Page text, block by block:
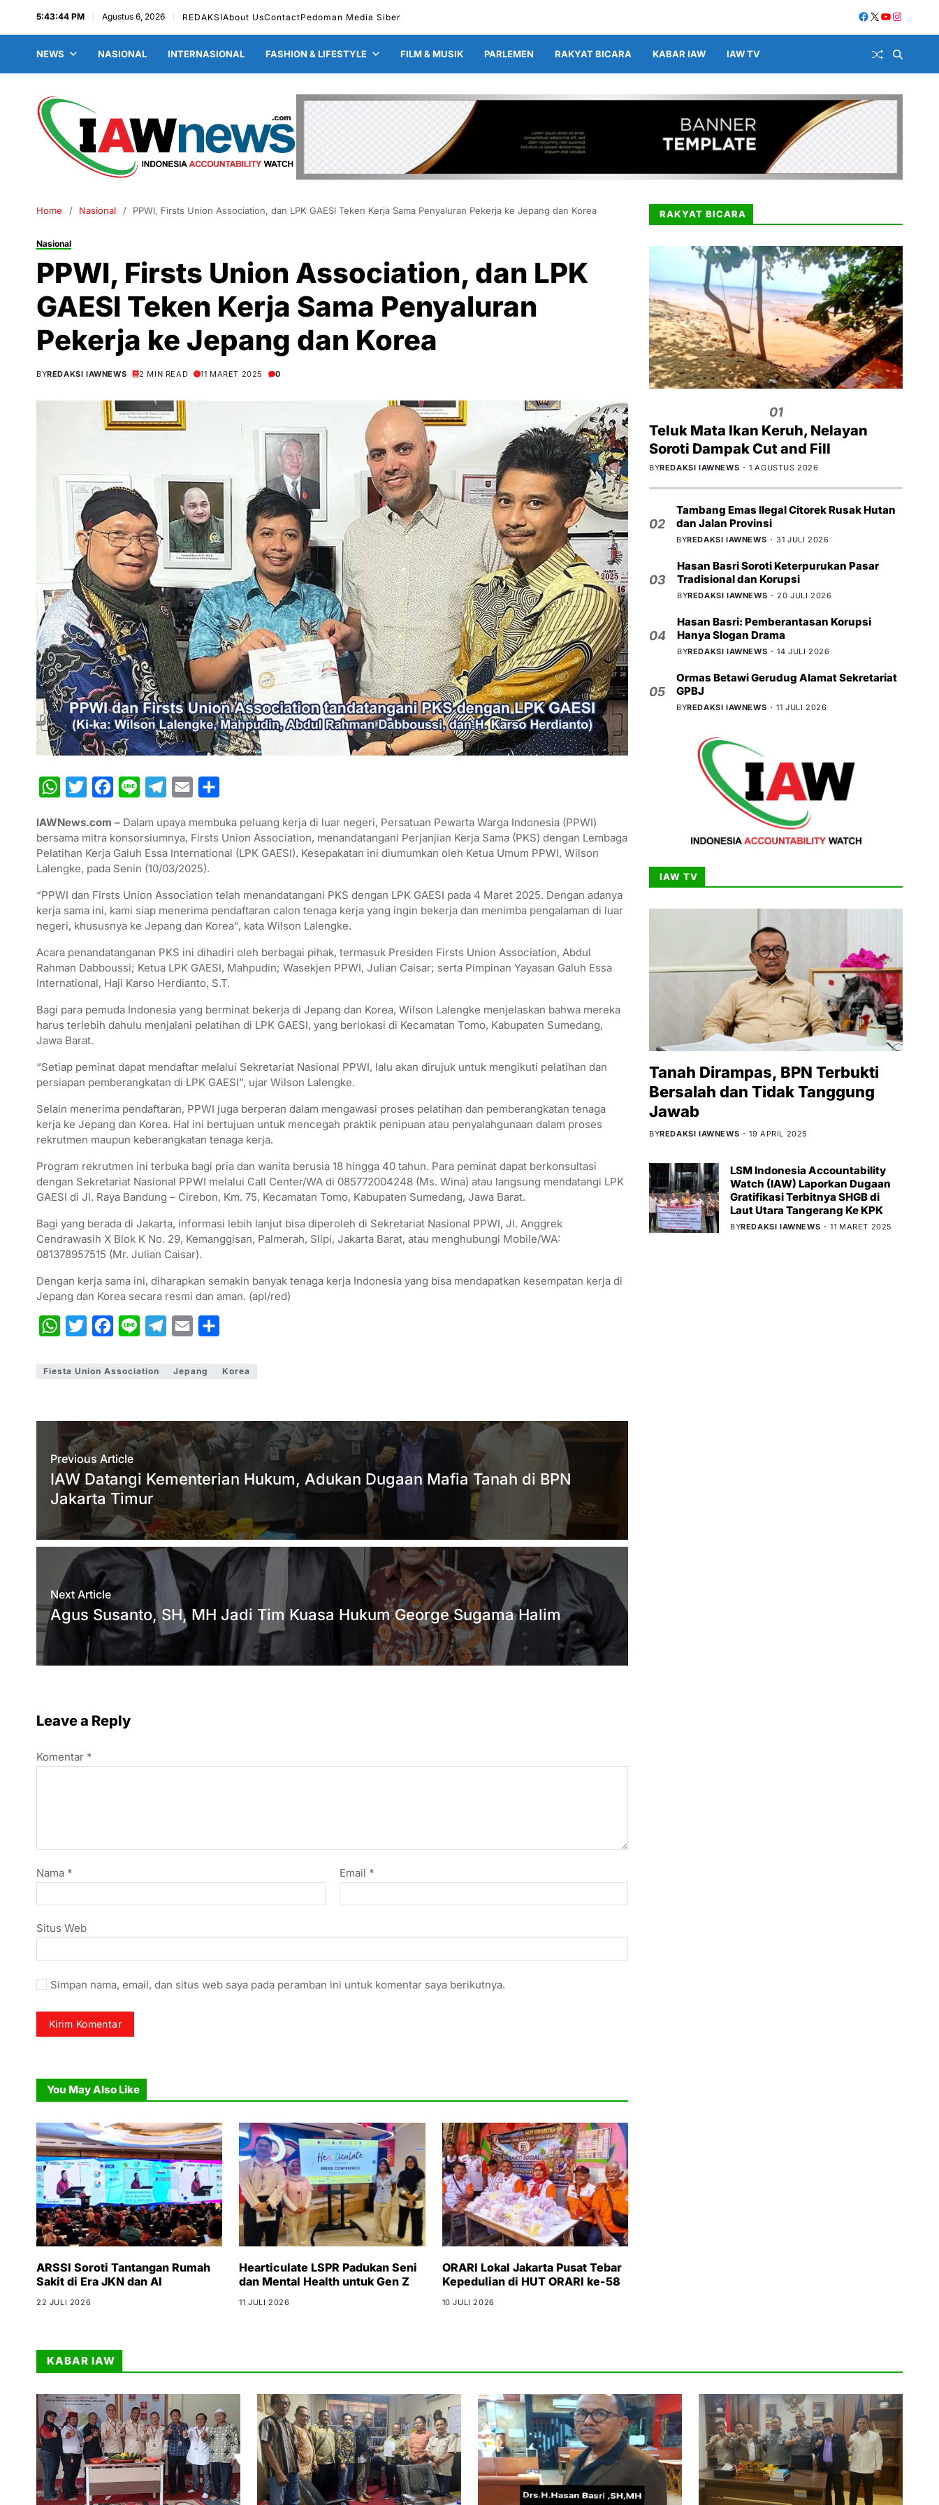
5:43:45 PM Agustus 6, 2026 REDAKSIAbout UsContactPedoman Media Siber
NEWS NASIONAL INTERNASIONAL FASHION & LIFESTYLE FILM & MUSIK PARLEMEN RAKYAT BICARA KABAR IAW IAW TV
Home Nasional PPWI, Firsts Union Association, dan LPK GAESI Teken Kerja Sama Penyaluran Pekerja ke Jepang dan Korea
Nasional
PPWI, Firsts Union Association, dan LPK
GAESI Teken Kerja Sama Penyaluran
Pekerja ke Jepang dan Korea
BYREDAKSI IAWNEWS 2 MIN READ 11 MARET 2025 0
W
a
t
s
A
p
p
i
t
t
e
r
c
e
b
o
o
k
n
e
l
e
g
r
a
m
a
i
l
a
r
IAWNews.com – Dalam upaya membuka peluang kerja di luar negeri, Persatuan Pewarta Warga Indonesia (PPWI)
bersama mitra konsorsiumnya, Firsts Union Association, menandatangani Perjanjian Kerja Sama (PKS) dengan Lembaga
Pelatihan Kerja Galuh Essa International (LPK GAESI). Kesepakatan ini diumumkan oleh Ketua Umum PPWI, Wilson
Lalengke, pada Senin (10/03/2025).
“PPWI dan Firsts Union Association telah menandatangani PKS dengan LPK GAESI pada 4 Maret 2025. Dengan adanya
kerja sama ini, kami siap menerima pendaftaran calon tenaga kerja yang ingin bekerja dan menimba pengalaman di luar
negeri, khususnya ke Jepang dan Korea”, kata Wilson Lalengke.
Acara penandatanganan PKS ini dihadiri oleh berbagai pihak, termasuk Presiden Firsts Union Association, Abdul
Rahman Dabboussi; Ketua LPK GAESI, Mahpudin; Wasekjen PPWI, Julian Caisar; serta Pimpinan Yayasan Galuh Essa
International, Haji Karso Herdianto, S.T.
Bagi para pemuda Indonesia yang berminat bekerja di Jepang dan Korea, Wilson Lalengke menjelaskan bahwa mereka
harus terlebih dahulu menjalani pelatihan di LPK GAESI, yang berlokasi di Kecamatan Tomo, Kabupaten Sumedang,
Jawa Barat.
“Setiap peminat dapat mendaftar melalui Sekretariat Nasional PPWI, lalu akan dirujuk untuk mengikuti pelatihan dan
persiapan pemberangkatan di LPK GAESI”, ujar Wilson Lalengke.
Selain menerima pendaftaran, PPWI juga berperan dalam mengawasi proses pelatihan dan pemberangkatan tenaga
kerja ke Jepang dan Korea. Hal ini bertujuan untuk mencegah praktik penipuan atau penyalahgunaan dalam proses
rekrutmen maupun keberangkatan tenaga kerja.
Program rekrutmen ini terbuka bagi pria dan wanita berusia 18 hingga 40 tahun. Para peminat dapat berkonsultasi
dengan Sekretariat Nasional PPWI melalui Call Center/WA di 085772004248 (Ms. Wina) atau langsung mendatangi LPK
GAESI di Jl. Raya Bandung – Cirebon, Km. 75, Kecamatan Tomo, Kabupaten Sumedang, Jawa Barat.
Bagi yang berada di Jakarta, informasi lebih lanjut bisa diperoleh di Sekretariat Nasional PPWI, Jl. Anggrek
Cendrawasih X Blok K No. 29, Kemanggisan, Palmerah, Slipi, Jakarta Barat, atau menghubungi Mobile/WA:
081378957515 (Mr. Julian Caisar).
Dengan kerja sama ini, diharapkan semakin banyak tenaga kerja Indonesia yang bisa mendapatkan kesempatan kerja di
Jepang dan Korea secara resmi dan aman. (apl/red)
W
a
p
i
e
r
c
o
o
k
n
r
m
a
a
Fiesta Union Association Jepang Korea
Previous Article
IAW Datangi Kementerian Hukum, Adukan Dugaan Mafia Tanah di BPN
Jakarta Timur
Next Article
Agus Susanto, SH, MH Jadi Tim Kuasa Hukum George Sugama Halim
Leave a Reply
Komentar *
Nama * Email *
Situs Web
Simpan nama, email, dan situs web saya pada peramban ini untuk komentar saya berikutnya.
You May Also Like
ARSSI Soroti Tantangan Rumah
Sakit di Era JKN dan AI
22 JULI 2026
Hearticulate LSPR Padukan Seni
dan Mental Health untuk Gen Z
11 JULI 2026
ORARI Lokal Jakarta Pusat Tebar
Kepedulian di HUT ORARI ke-58
10 JULI 2026
RAKYAT BICARA
01
Teluk Mata Ikan Keruh, Nelayan
Soroti Dampak Cut and Fill
BYREDAKSI IAWNEWS 1 AGUSTUS 2026
02
Tambang Emas Ilegal Citorek Rusak Hutan
dan Jalan Provinsi
BYREDAKSI IAWNEWS 31 JULI 2026
03
Hasan Basri Soroti Keterpurukan Pasar
Tradisional dan Korupsi
BYREDAKSI IAWNEWS 20 JULI 2026
04
Hasan Basri: Pemberantasan Korupsi
Hanya Slogan Drama
BYREDAKSI IAWNEWS 14 JULI 2026
05
Ormas Betawi Gerudug Alamat Sekretariat
GPBJ
BYREDAKSI IAWNEWS 11 JULI 2026
IAW TV
Tanah Dirampas, BPN Terbukti
Bersalah dan Tidak Tanggung
Jawab
BYREDAKSI IAWNEWS 19 APRIL 2025
LSM Indonesia Accountability
Watch (IAW) Laporkan Dugaan
Gratifikasi Terbitnya SHGB di
Laut Utara Tangerang Ke KPK
BYREDAKSI IAWNEWS 11 MARET 2025
KABAR IAW